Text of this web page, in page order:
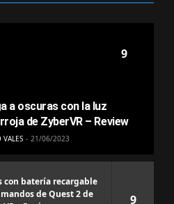
9
a oscuras con la luz
de ZyberVR – Review
VALES 21/06/2023
con batería recargable
de Quest 2 de
9